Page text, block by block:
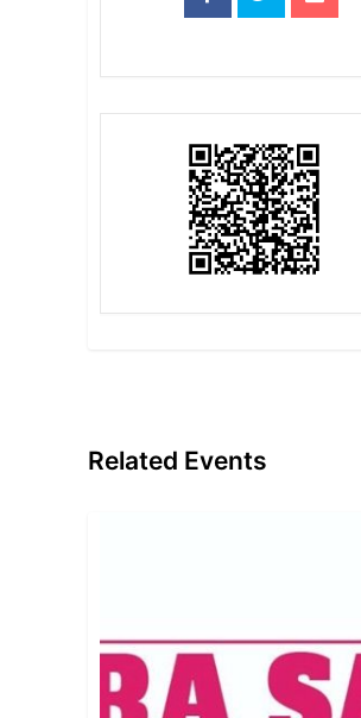
Related Events